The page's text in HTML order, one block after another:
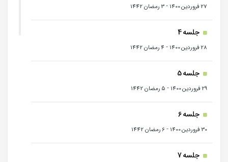
27 فروردین 1400 -3 رمضان 1442
جلسه 4
28 فروردین 1400 - 4 رمضان 1442
جلسه 5
29 فروردین 1400 - 5 رمضان 1442
جلسه 6
30 فروردین 1400 -6 رمضان 1442
جلسه 7